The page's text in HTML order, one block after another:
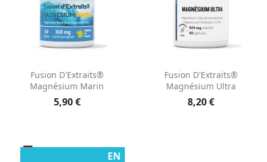
Aperçu rapide
Fusion D'Extraits®
Magnésium Marin
5,90 €
Aperçu rapide
Fusion D'Extraits®
Magnésium Ultra
8,20 €
EN